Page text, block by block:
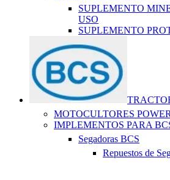
SUPLEMENTO
USO
SUPLEMENTO
MOTOCULTORES
IMPLEMENTOS PARA
Segadoras BCS
Repuestos de